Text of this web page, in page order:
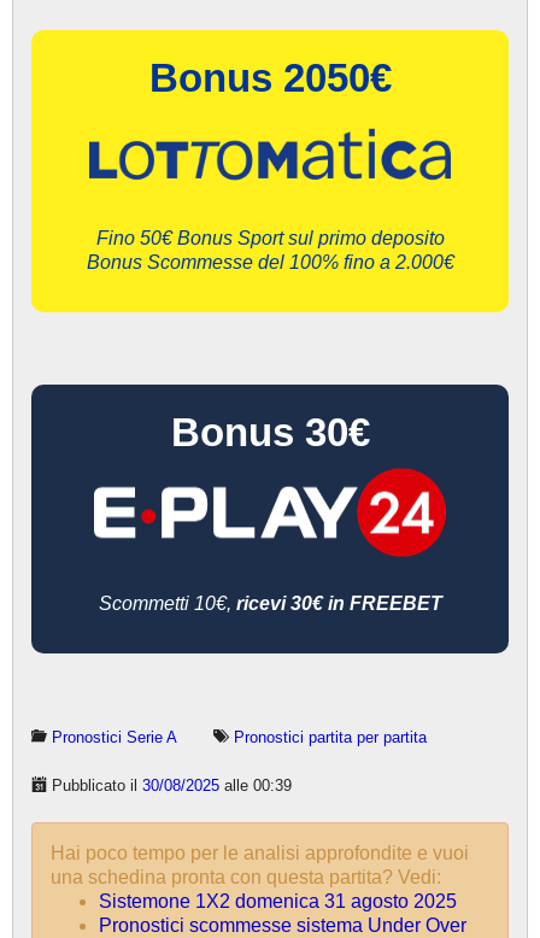
Bonus 2050€
Fino 50€ Bonus Sport sul primo deposito
Bonus Scommesse del 100% fino a 2.000€
Bonus 30€
Scommetti 10€, ricevi 30€ in FREEBET
Pronostici Serie A Pronostici partita per partita
Pubblicato il 30/08/2025 alle 00:39
Hai poco tempo per le analisi approfondite e vuoi
una schedina pronta con questa partita? Vedi:
Sistemone 1X2 domenica 31 agosto 2025
Pronostici scommesse sistema Under Over